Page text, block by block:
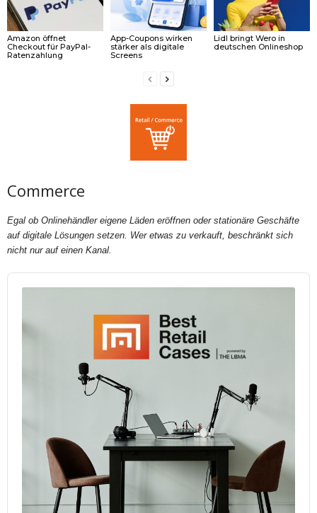
Amazon öffnet
Checkout für PayPal-
Ratenzahlung
App-Coupons wirken
stärker als digitale
Screens
Lidl bringt Wero in
deutschen Onlineshop
Commerce
Egal ob Onlinehändler eigene Läden eröffnen oder stationäre Geschäfte
auf digitale Lösungen setzen. Wer etwas zu verkauft, beschränkt sich
nicht nur auf einen Kanal.
Audio
Player